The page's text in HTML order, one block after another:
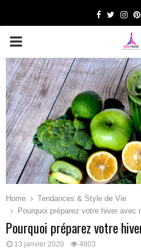
Facebook
Twitter
PRIMARY
MENU
Home
Tendances & Style de Vie
Pourquoi préparez votre hiver avec
Pourquoi préparez votre
13 janvier 2020 4803